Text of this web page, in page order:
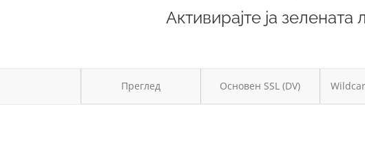
Активирајте ја
Преглед Основен SSL (DV)